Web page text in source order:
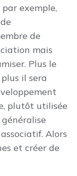
exemple,
de
mais
Plus le
il sera
plutôt utilisée
Alors
et créer de